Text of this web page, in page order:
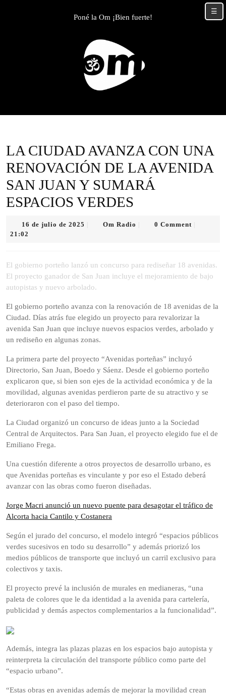
Poné la Om ¡Bien fuerte!
LA CIUDAD AVANZA CON UNA
RENOVACIÓN DE LA AVENIDA
SAN JUAN Y SUMARÁ
ESPACIOS VERDES
16 de julio de 2025
2025
Om Radio 0 Comment
21:02
El gobierno porteño lanzó un concurso para rediseñar 18 avenidas.
El proyecto ganador de San Juan incluye el mejoramiento de bajo
autopistas y nuevo arbolado.
El gobierno porteño avanza con la renovación de 18 avenidas de la
Ciudad. Días atrás fue elegido un proyecto para revalorizar la
avenida San Juan que incluye nuevos espacios verdes, arbolado y
un rediseño en algunas zonas.
La primera parte del proyecto “Avenidas porteñas” incluyó
Directorio, San Juan, Boedo y Sáenz. Desde el gobierno porteño
explicaron que, si bien son ejes de la actividad económica y de la
movilidad, algunas avenidas perdieron parte de su atractivo y se
deterioraron con el paso del tiempo.
La Ciudad organizó un concurso de ideas junto a la Sociedad
Central de Arquitectos. Para San Juan, el proyecto elegido fue el de
Emiliano Frega.
Una cuestión diferente a otros proyectos de desarrollo urbano, es
que Avenidas porteñas es vinculante y por eso el Estado deberá
avanzar con las obras como fueron diseñadas.
Jorge Macri anunció un nuevo puente para desagotar el tráfico de
Alcorta hacia Cantilo y Costanera
Según el jurado del concurso, el modelo integró “espacios públicos
verdes sucesivos en todo su desarrollo” y además priorizó los
medios públicos de transporte que incluyó un carril exclusivo para
colectivos y taxis.
El proyecto prevé la inclusión de murales en medianeras, “una
paleta de colores que le da identidad a la avenida para cartelería,
publicidad y demás aspectos complementarios a la funcionalidad”.
Además, integra las plazas plazas en los espacios bajo autopista y
reinterpreta la circulación del transporte público como parte del
“espacio urbano”.
“Estas obras en avenidas además de mejorar la movilidad crean
☰